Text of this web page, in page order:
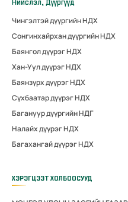
Нийслэл, Дүүргүүд
Чингэлтэй дүүргийн НДХ
Сонгинхайрхан дүүргийн НДХ
Баянгол дүүрэг НДХ
Хан-Уул дүүрэг НДХ
Баянзүрх дүүрэг НДХ
Сүхбаатар дүүрэг НДХ
Багануур дүүргийн НДГ
Налайх дүүрэг НДХ
Багахангай дүүрэг НДХ
ХЭРЭГЦЭЭТ ХОЛБООСУУД